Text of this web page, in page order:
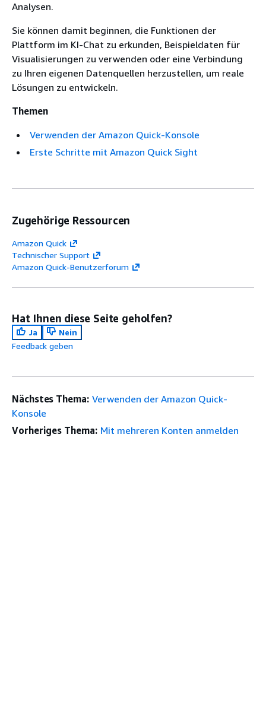
Analysen.
Sie können damit beginnen, die Funktionen der
Plattform im KI-Chat zu erkunden, Beispieldaten für
Visualisierungen zu verwenden oder eine Verbindung
zu Ihren eigenen Datenquellen herzustellen, um reale
Lösungen zu entwickeln.
Themen
Verwenden der Amazon Quick-Konsole
Erste Schritte mit Amazon Quick Sight
Zugehörige Ressourcen
Amazon Quick
Technischer Support
Amazon Quick-Benutzerforum
Hat Ihnen diese Seite geholfen?
Ja
Nein
Feedback geben
Nächstes Thema: Verwenden der Amazon Quick-
Konsole
Vorheriges Thema: Mit mehreren Konten anmelden